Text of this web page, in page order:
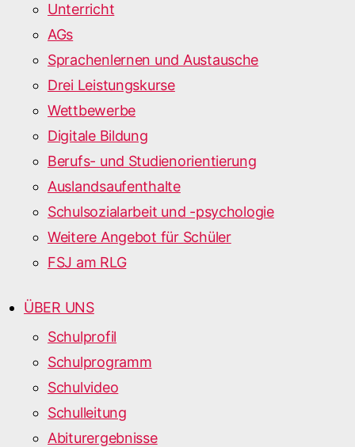
Unterricht
AGs
Sprachenlernen und Austausche
Drei Leistungskurse
Wettbewerbe
Digitale Bildung
Berufs- und Studienorientierung
Auslandsaufenthalte
Schulsozialarbeit und -psychologie
Weitere Angebot für Schüler
FSJ am RLG
ÜBER UNS
Schulprofil
Schulprogramm
Schulvideo
Schulleitung
Abiturergebnisse